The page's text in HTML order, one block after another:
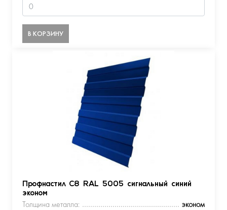
В КОРЗИНУ
Профнастил С8 RAL 5005 сигнальный синий
эконом
Толщина металла:
эконом